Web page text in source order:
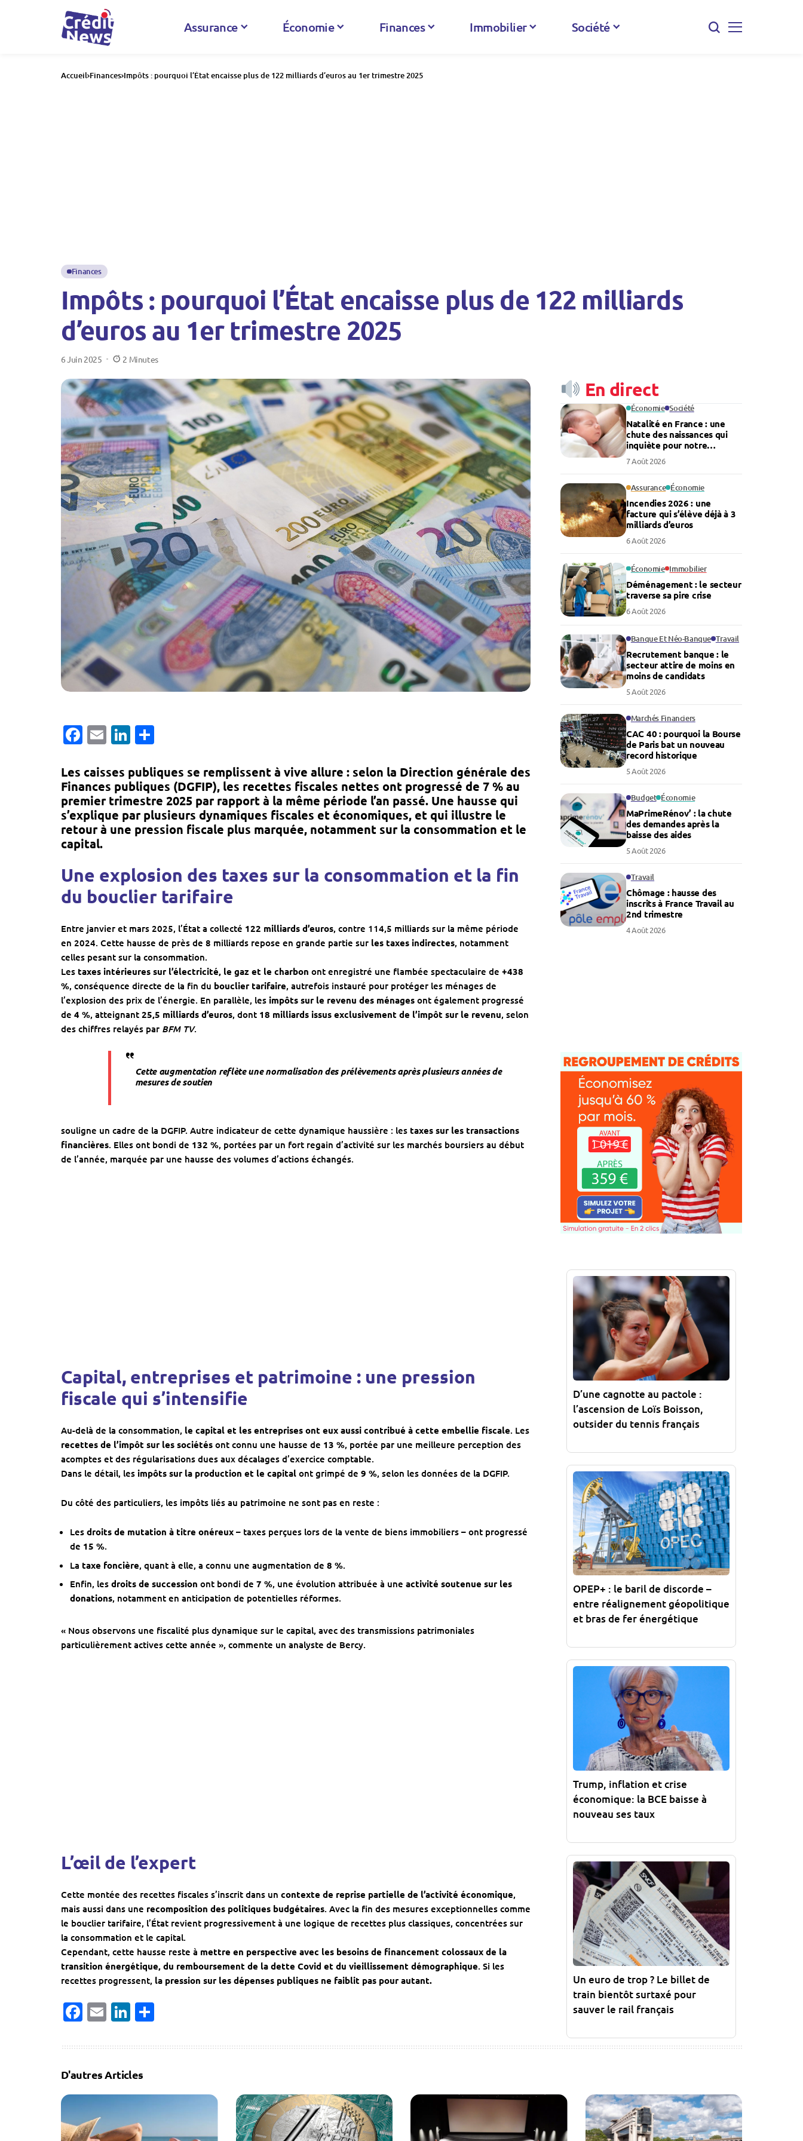
Assurance Économie Finances Immobilier Société
Accueil Finances Impôts : pourquoi l’État encaisse plus de 122 milliards d’euros au 1er trimestre 2025
Finances
Impôts : pourquoi l’État encaisse plus de 122 milliards
d’euros au 1er trimestre 2025
6 Juin 2025 2 Minutes
Facebook
EmailLinkedIn
Les caisses publiques se remplissent à vive allure : selon la Direction générale des
Finances publiques (DGFIP), les recettes fiscales nettes ont progressé de 7 % au
premier trimestre 2025 par rapport à la même période l’an passé. Une hausse qui
s’explique par plusieurs dynamiques fiscales et économiques, et qui illustre le
retour à une pression fiscale plus marquée, notamment sur la consommation et le
capital.
Une explosion des taxes sur la consommation et la fin
du bouclier tarifaire
Entre janvier et mars 2025, l’État a collecté 122 milliards d’euros, contre 114,5 milliards sur la même période
en 2024. Cette hausse de près de 8 milliards repose en grande partie sur les taxes indirectes, notamment
celles pesant sur la consommation.
Les taxes intérieures sur l’électricité, le gaz et le charbon ont enregistré une flambée spectaculaire de +438
%, conséquence directe de la fin du bouclier tarifaire, autrefois instauré pour protéger les ménages de
l’explosion des prix de l’énergie. En parallèle, les impôts sur le revenu des ménages ont également progressé
de 4 %, atteignant 25,5 milliards d’euros, dont 18 milliards issus exclusivement de l’impôt sur le revenu, selon
des chiffres relayés par BFM TV.
Cette augmentation reflète une normalisation des prélèvements après plusieurs années de
mesures de soutien
souligne un cadre de la DGFIP. Autre indicateur de cette dynamique haussière : les taxes sur les transactions
financières. Elles ont bondi de 132 %, portées par un fort regain d’activité sur les marchés boursiers au début
de l’année, marquée par une hausse des volumes d’actions échangés.
Capital, entreprises et patrimoine : une pression
fiscale qui s’intensifie
Au-delà de la consommation, le capital et les entreprises ont eux aussi contribué à cette embellie fiscale. Les
recettes de l’impôt sur les sociétés ont connu une hausse de 13 %, portée par une meilleure perception des
acomptes et des régularisations dues aux décalages d’exercice comptable.
Dans le détail, les impôts sur la production et le capital ont grimpé de 9 %, selon les données de la DGFIP.
Du côté des particuliers, les impôts liés au patrimoine ne sont pas en reste :
Les droits de mutation à titre onéreux – taxes perçues lors de la vente de biens immobiliers – ont progressé
de 15 %.
La taxe foncière, quant à elle, a connu une augmentation de 8 %.
Enfin, les droits de succession ont bondi de 7 %, une évolution attribuée à une activité soutenue sur les
donations, notamment en anticipation de potentielles réformes.
« Nous observons une fiscalité plus dynamique sur le capital, avec des transmissions patrimoniales
particulièrement actives cette année », commente un analyste de Bercy.
L’œil de l’expert
Cette montée des recettes fiscales s’inscrit dans un contexte de reprise partielle de l’activité économique,
mais aussi dans une recomposition des politiques budgétaires. Avec la fin des mesures exceptionnelles comme
le bouclier tarifaire, l’État revient progressivement à une logique de recettes plus classiques, concentrées sur
la consommation et le capital.
Cependant, cette hausse reste à mettre en perspective avec les besoins de financement colossaux de la
transition énergétique, du remboursement de la dette Covid et du vieillissement démographique. Si les
recettes progressent, la pression sur les dépenses publiques ne faiblit pas pour autant.
Facebook
EmailLinkedIn
En direct
Économie Société
Natalité en France : une
chute des naissances qui
inquiète pour notre
économie
7 Août 2026
Assurance Économie
Incendies 2026 : une
facture qui s’élève déjà à 3
milliards d’euros
6 Août 2026
Économie Immobilier
Déménagement : le secteur
traverse sa pire crise
6 Août 2026
Banque Et Néo-Banque Travail
Recrutement banque : le
secteur attire de moins en
moins de candidats
5 Août 2026
Marchés Financiers
CAC 40 : pourquoi la Bourse
de Paris bat un nouveau
record historique
5 Août 2026
Budget Économie
MaPrimeRénov’ : la chute
des demandes après la
baisse des aides
5 Août 2026
Travail
Chômage : hausse des
inscrits à France Travail au
2nd trimestre
4 Août 2026
D’une cagnotte au pactole :
l’ascension de Loïs Boisson,
outsider du tennis français
OPEP+ : le baril de discorde –
entre réalignement géopolitique
et bras de fer énergétique
Trump, inflation et crise
économique: la BCE baisse à
nouveau ses taux
Un euro de trop ? Le billet de
train bientôt surtaxé pour
sauver le rail français
D'autres Articles